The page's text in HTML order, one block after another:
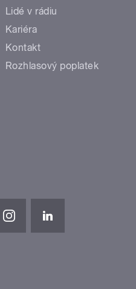
Lidé v rádiu
Kariéra
Kontakt
Rozhlasový poplatek